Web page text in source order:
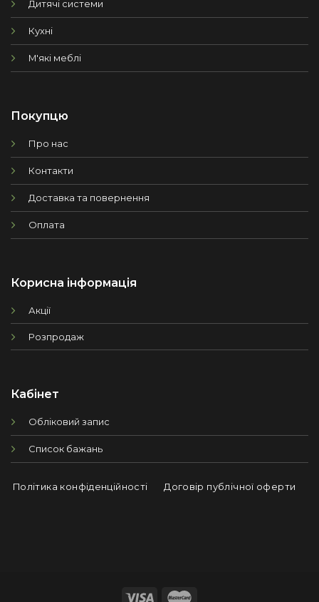
Дитячі системи
Кухні
М'які меблі
Покупцю
Про нас
Контакти
Доставка та повернення
Оплата
Корисна інформація
Акції
Розпродаж
Кабінет
Обліковий запис
Список бажань
Політика конфіденційності Договір публічної оферти